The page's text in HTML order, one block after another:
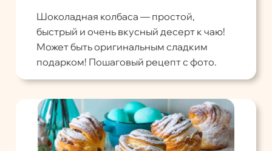
Шоколадная колбаса — простой,
быстрый и очень вкусный десерт к чаю!
Может быть оригинальным сладким
подарком! Пошаговый рецепт с фото.